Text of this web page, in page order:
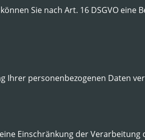
Sie nach Art. 16 DSGVO
Ihrer personenbezogenen Daten
Einschränkung der